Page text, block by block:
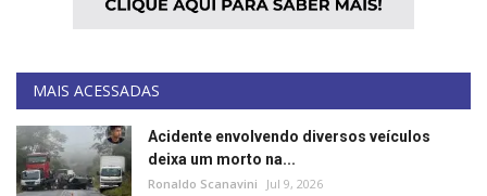
MAIS ACESSADAS
Acidente envolvendo diversos veículos
deixa um morto na...
Ronaldo Scanavini Jul 9, 2026